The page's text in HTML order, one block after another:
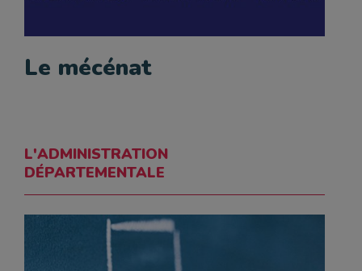
Le mécénat
L'ADMINISTRATION
DÉPARTEMENTALE